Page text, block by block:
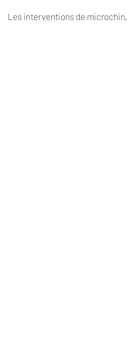
Les interventions de